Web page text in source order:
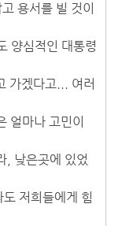
용서를 빌 것이
양심적인 대통령
가겠다고... 여러
얼마나 고민이
, 낮은곳에 있었
저희들에게 힘